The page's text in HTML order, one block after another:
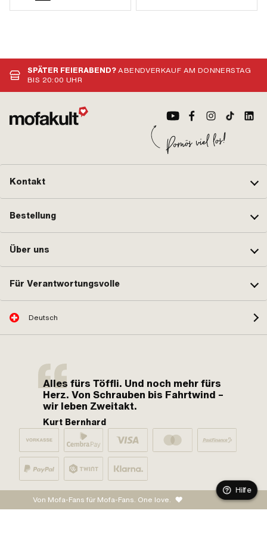
SPÄTER FEIERABEND?ABENDVERKAUF AM DONNERSTAG
BIS 20:00 UHR
Kontakt
Bestellung
Über uns
Für Verantwortungsvolle
Deutsch
Alles fürs Töffli. Und noch mehr fürs
Herz. Von Schrauben bis Fahrtwind –
wir leben Zweitakt.
Kurt Bernhard
Von Mofa-Fans für Mofa-Fans. One love.
Hilfe